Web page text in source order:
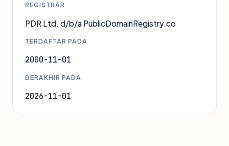
REGISTRAR
PDR Ltd. d/b/a PublicDomainRegistry.co
TERDAFTAR PADA
2000-11-01
BERAKHIR PADA
2026-11-01